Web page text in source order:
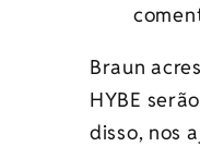
Braun
HYBE
disso, nos